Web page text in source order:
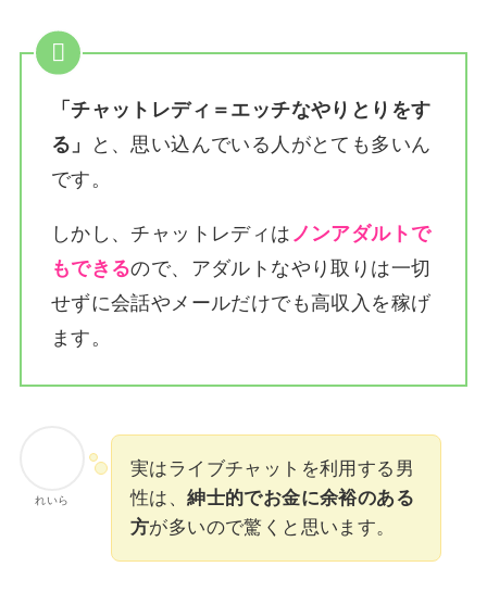
「チャットレディ＝エッチなやりとりをす
る」
と、思い込んでいる人がとても多いん
です。
しかし、チャットレディは ノンアダルトで
もできるので、アダルトなやり取りは一切
せずに会話やメールだけでも高収入を稼げ
ます。
れいら
実はライブチャットを利用する男
性は、紳士的でお金に余裕のある
方が多いので驚くと思います。